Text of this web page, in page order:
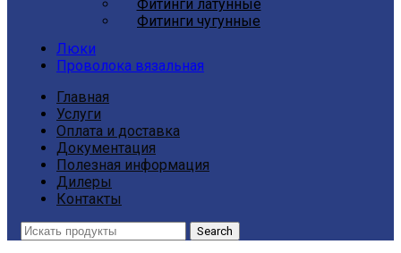
Фитинги латунные
Фитинги чугунные
Люки
Проволока вязальная
Главная
Услуги
Оплата и доставка
Документация
Полезная информация
Дилеры
Контакты
Search